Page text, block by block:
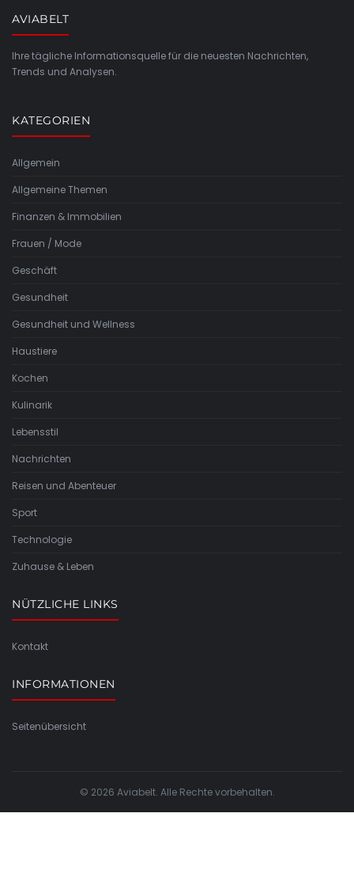
AVIABELT
Ihre tägliche Informationsquelle für die neuesten Nachrichten,
Trends und Analysen.
KATEGORIEN
Allgemein
Allgemeine Themen
Finanzen & Immobilien
Frauen / Mode
Geschäft
Gesundheit
Gesundheit und Wellness
Haustiere
Kochen
Kulinarik
Lebensstil
Nachrichten
Reisen und Abenteuer
Sport
Technologie
Zuhause & Leben
NÜTZLICHE LINKS
Kontakt
INFORMATIONEN
Seitenübersicht
© 2026 Aviabelt. Alle Rechte vorbehalten.